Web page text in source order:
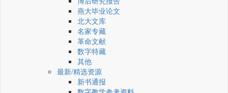
燕大毕业论文
北大文库
名家专藏
革命文献
数字特藏
其他
最新/精选资源
新书通报